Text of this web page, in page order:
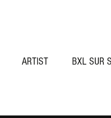
ARTIST BXL SUR